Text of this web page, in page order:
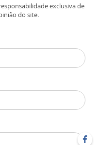
exclusiva de
do site.